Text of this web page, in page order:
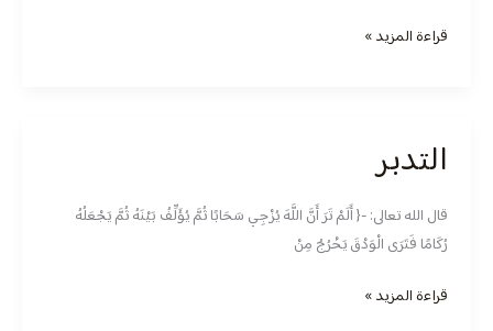
قراءة المزيد »
التدبر
قال الله تعالى: -{ أَلَمْ تَرَ أَنَّ اللَّهَ يُزْجِي سَحَابًا ثُمَّ يُؤَلِّفُ بَيْنَهُ ثُمَّ يَجْعَلُهُ
رُكَامًا فَتَرَى الْوَدْقَ يَخْرُجُ مِنْ
التدبر
قراءة المزيد »